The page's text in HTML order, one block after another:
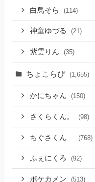
白鳥そら (114)
神童ゆづる (21)
紫雲りん (35)
ちょこらび (1,655)
かにちゃん (150)
さくらくん。 (98)
ちぐさくん (768)
ふぇにくろ (92)
ポケカメン (513)